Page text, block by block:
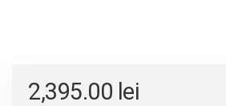
2,395.00 lei